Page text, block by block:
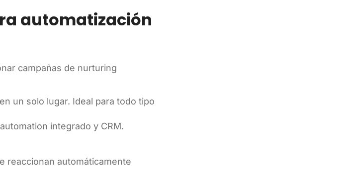
automatización
campañas de nurturing
un solo lugar. Ideal para todo tipo
integrado y CRM.
reaccionan automáticamente